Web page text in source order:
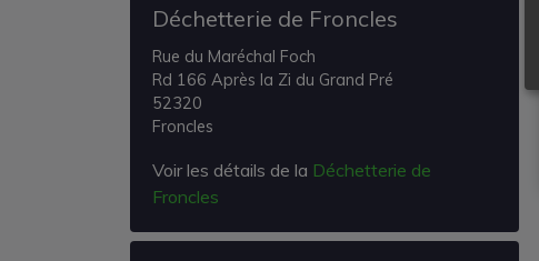
Déchetterie de Froncles
Rue du Maréchal Foch
Rd 166 Après la Zi du Grand Pré
52320
Froncles
Voir les détails de la Déchetterie de
Froncles